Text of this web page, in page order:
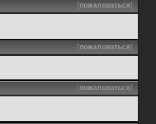
[пожаловаться]
[пожаловаться]
[пожаловаться]